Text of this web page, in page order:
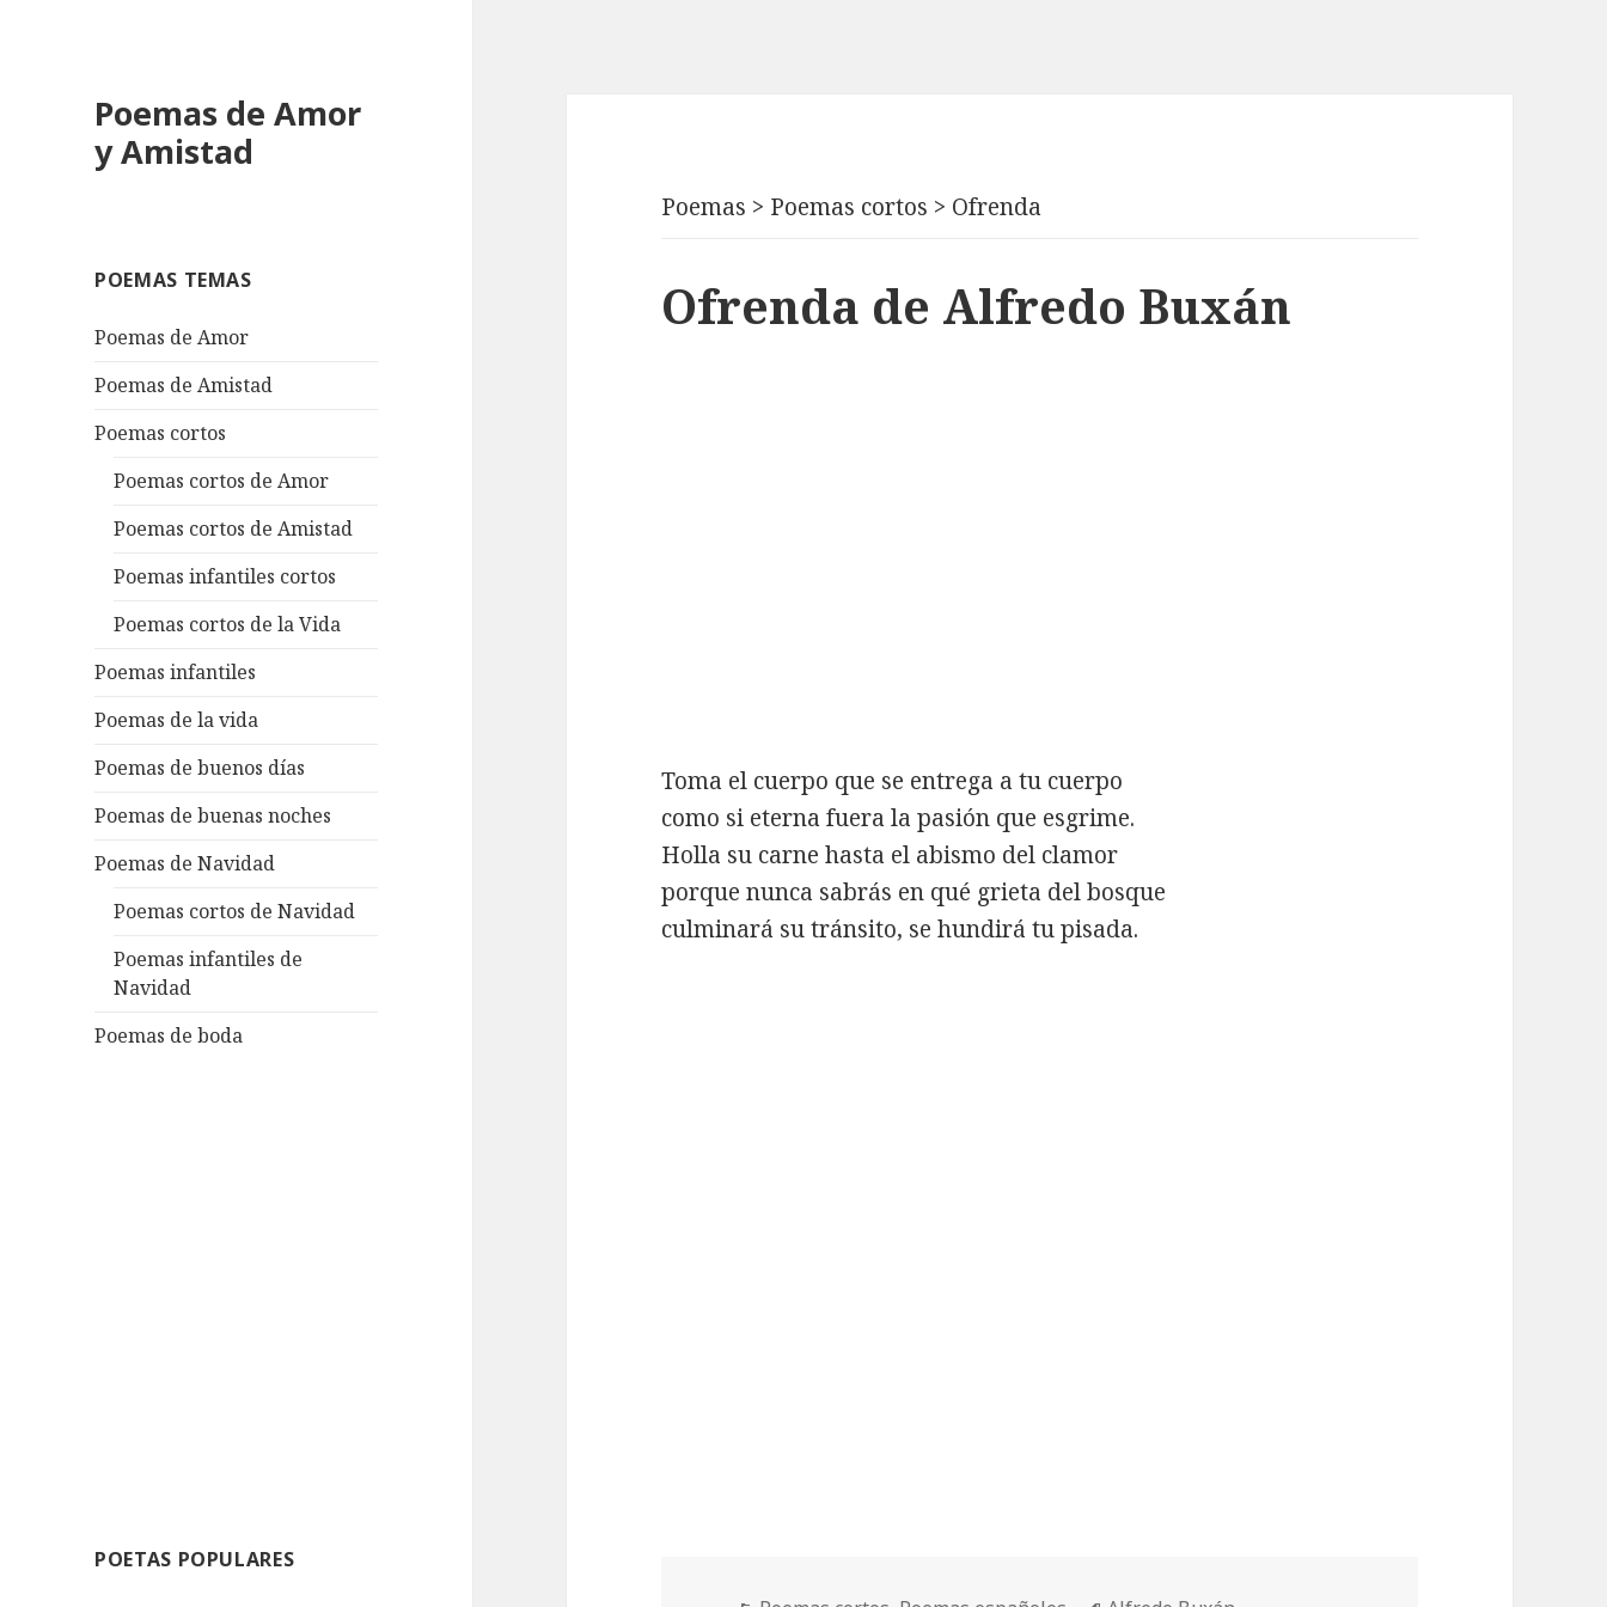
Poemas de Amor
y Amistad
POEMAS TEMAS
Poemas de Amor
Poemas de Amistad
Poemas cortos
Poemas cortos de Amor
Poemas cortos de Amistad
Poemas infantiles cortos
Poemas cortos de la Vida
Poemas infantiles
Poemas de la vida
Poemas de buenos días
Poemas de buenas noches
Poemas de Navidad
Poemas cortos de Navidad
Poemas infantiles de
Navidad
Poemas de boda
POETAS POPULARES
Poemas > Poemas cortos > Ofrenda
Ofrenda de Alfredo Buxán
Toma el cuerpo que se entrega a tu cuerpo
como si eterna fuera la pasión que esgrime.
Holla su carne hasta el abismo del clamor
porque nunca sabrás en qué grieta del bosque
culminará su tránsito, se hundirá tu pisada.